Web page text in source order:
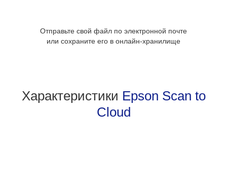
Отправьте свой файл по электронной почте
или сохраните его в онлайн-хранилище
Характеристики Epson Scan to
Cloud